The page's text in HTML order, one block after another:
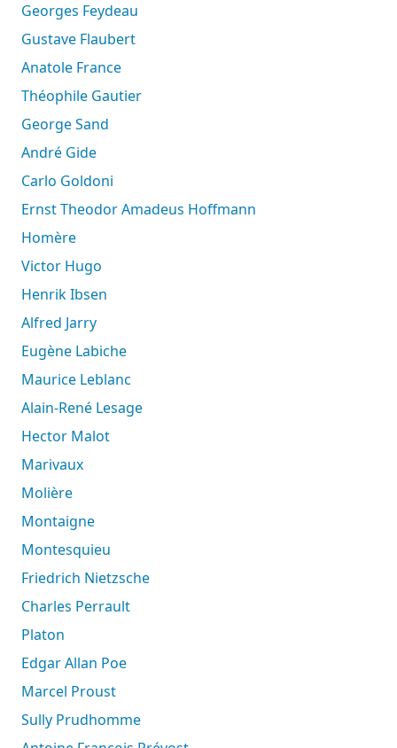
Georges Feydeau
Gustave Flaubert
Anatole France
Théophile Gautier
George Sand
André Gide
Carlo Goldoni
Ernst Theodor Amadeus Hoffmann
Homère
Victor Hugo
Henrik Ibsen
Alfred Jarry
Eugène Labiche
Maurice Leblanc
Alain-René Lesage
Hector Malot
Marivaux
Molière
Montaigne
Montesquieu
Friedrich Nietzsche
Charles Perrault
Platon
Edgar Allan Poe
Marcel Proust
Sully Prudhomme